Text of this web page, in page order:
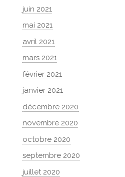
juin 2021
mai 2021
avril 2021
mars 2021
février 2021
janvier 2021
décembre 2020
novembre 2020
octobre 2020
septembre 2020
juillet 2020